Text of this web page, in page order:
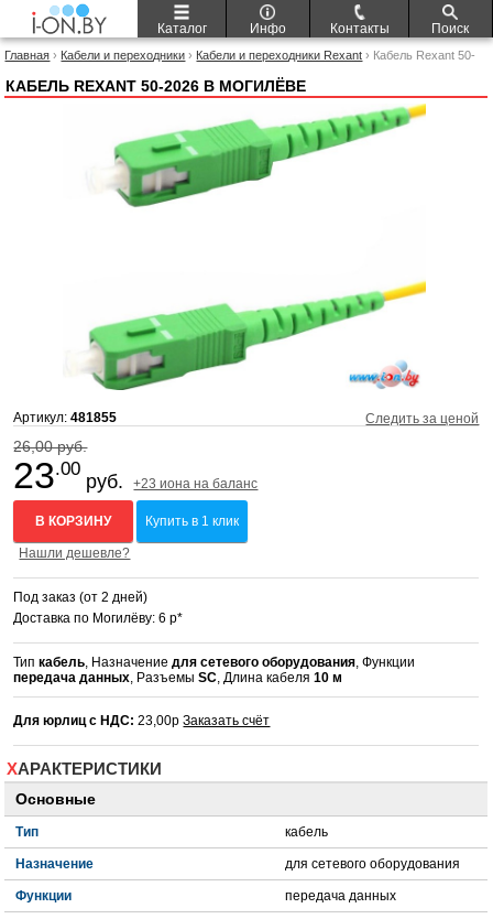
Каталог Инфо Контакты Поиск
Главная › Кабели и переходники › Кабели и переходники Rexant › Кабель Rexant 50-
КАБЕЛЬ REXANT 50-2026 В МОГИЛЁВЕ
Артикул:481855 Следить за ценой
26,00 руб.
23.00
руб. +23 иона на баланс
В КОРЗИНУ Купить в 1 клик
Нашли дешевле?
Под заказ (от 2 дней)
Доставка по Могилёву: 6 р*
Типкабель, Назначениедля сетевого оборудования, Функции
передача данных, РазъемыSC, Длина кабеля10 м
Для юрлиц с НДС: 23,00рЗаказать счёт
ХАРАКТЕРИСТИКИ
Основные
Тип кабель
Назначение для сетевого оборудования
Функции передача данных